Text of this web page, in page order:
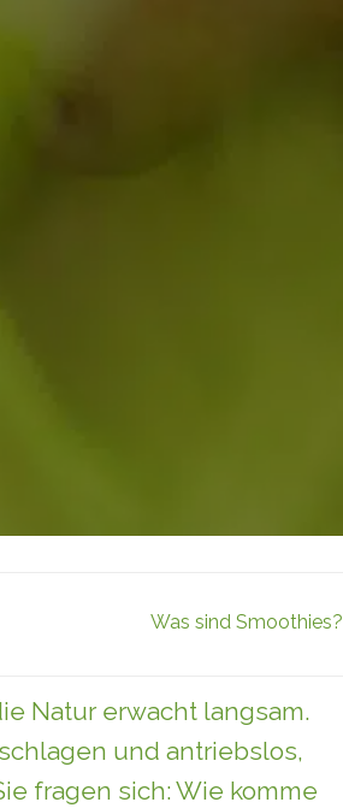
Natur erwacht langsam.
und antriebslos,
fragen sich: Wie komme
Was sind Smoothies?